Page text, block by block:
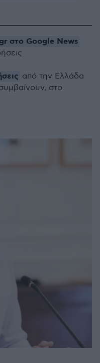
στο Google News
από την Ελλάδα
στο